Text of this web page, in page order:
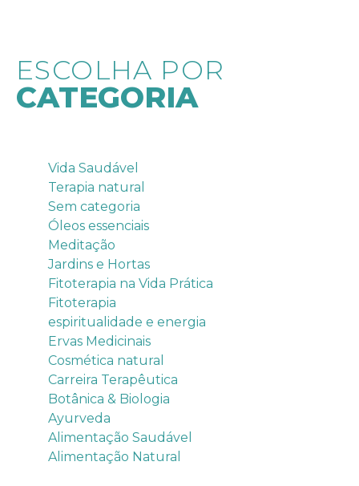
ESCOLHA POR
CATEGORIA
Vida Saudável
Terapia natural
Sem categoria
Óleos essenciais
Meditação
Jardins e Hortas
Fitoterapia na Vida Prática
Fitoterapia
espiritualidade e energia
Ervas Medicinais
Cosmética natural
Carreira Terapêutica
Botânica & Biologia
Ayurveda
Alimentação Saudável
Alimentação Natural